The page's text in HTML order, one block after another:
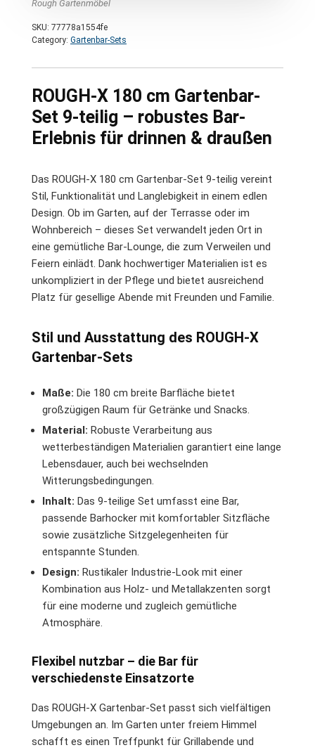
Rough Gartenmöbel
SKU: 77778a1554fe
Category: Gartenbar-Sets
ROUGH-X 180 cm Gartenbar-
Set 9-teilig – robustes Bar-
Erlebnis für drinnen & draußen
Das ROUGH-X 180 cm Gartenbar-Set 9-teilig vereint
Stil, Funktionalität und Langlebigkeit in einem edlen
Design. Ob im Garten, auf der Terrasse oder im
Wohnbereich – dieses Set verwandelt jeden Ort in
eine gemütliche Bar-Lounge, die zum Verweilen und
Feiern einlädt. Dank hochwertiger Materialien ist es
unkompliziert in der Pflege und bietet ausreichend
Platz für gesellige Abende mit Freunden und Familie.
Stil und Ausstattung des ROUGH-X
Gartenbar-Sets
Maße: Die 180 cm breite Barfläche bietet
großzügigen Raum für Getränke und Snacks.
Material: Robuste Verarbeitung aus
wetterbeständigen Materialien garantiert eine lange
Lebensdauer, auch bei wechselnden
Witterungsbedingungen.
Inhalt: Das 9-teilige Set umfasst eine Bar,
passende Barhocker mit komfortabler Sitzfläche
sowie zusätzliche Sitzgelegenheiten für
entspannte Stunden.
Design: Rustikaler Industrie-Look mit einer
Kombination aus Holz- und Metallakzenten sorgt
für eine moderne und zugleich gemütliche
Atmosphäre.
Flexibel nutzbar – die Bar für
verschiedenste Einsatzorte
Das ROUGH-X Gartenbar-Set passt sich vielfältigen
Umgebungen an. Im Garten unter freiem Himmel
schafft es einen Treffpunkt für Grillabende und